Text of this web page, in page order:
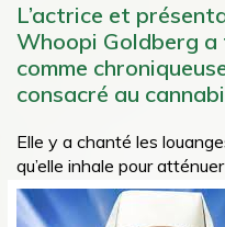
L’actrice et
Whoopi Goldberg
comme
consacré au
Elle y a chanté les
qu’elle inhale pour